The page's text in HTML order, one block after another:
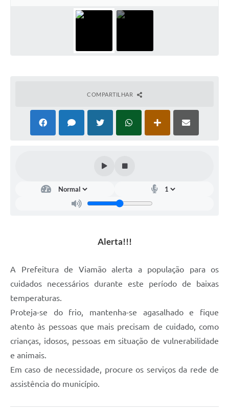
COMPARTILHAR
Alerta!!!
A Prefeitura de Viamão alerta a população para os
cuidados necessários durante este período de baixas
temperaturas.
Proteja-se do frio, mantenha-se agasalhado e fique
atento às pessoas que mais precisam de cuidado, como
crianças, idosos, pessoas em situação de vulnerabilidade
e animais.
Em caso de necessidade, procure os serviços da rede de
assistência do município.